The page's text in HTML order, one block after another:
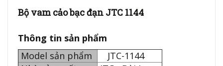
Bộ vam cảo bạc đạn JTC 1144
Thông tin sản phẩm
Model sản phẩm
JTC-1144